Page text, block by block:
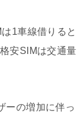
1車線借りると
安SIMは交通量
ーの増加に伴っ